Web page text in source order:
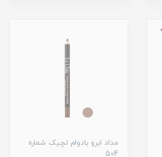
مداد ابرو بادوام لچیک شماره
504